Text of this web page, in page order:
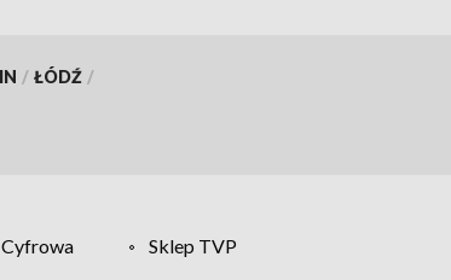
/ ŁÓDŹ /
Sklep TVP